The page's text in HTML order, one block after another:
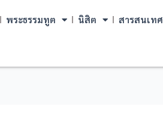
พระธรรมทูต นิสิต สารสนเทศ